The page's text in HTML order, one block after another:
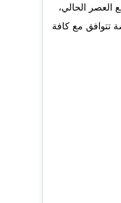
العصر الحالي،
تتوافق مع كافة